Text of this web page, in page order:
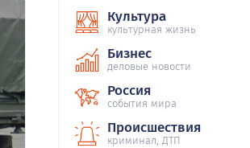
Культура
культурная жизнь
Бизнес
деловые новости
Россия
события мира
Происшествия
криминал, ДТП